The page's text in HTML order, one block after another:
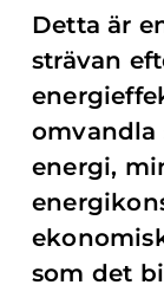
Detta är
strävan
energi,
som det